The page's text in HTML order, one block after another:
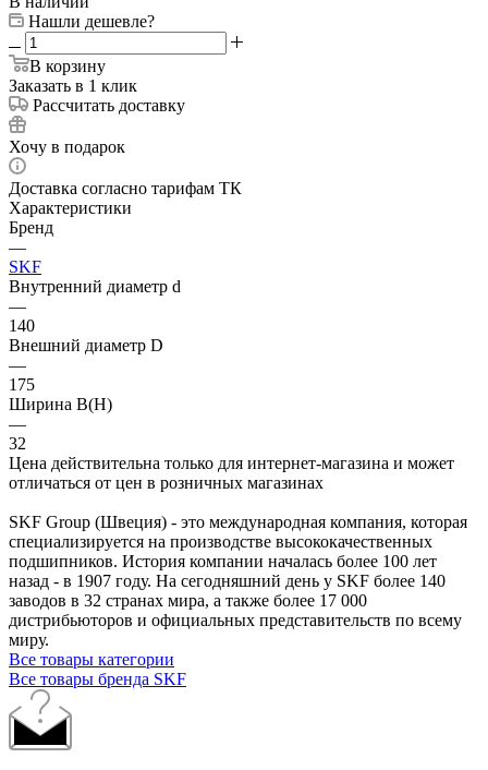
Нашли дешевле?
В корзину
Заказать в 1 клик
Рассчитать доставку
Хочу в подарок
Доставка согласно тарифам ТК
Характеристики
Бренд
—
SKF
Внутренний диаметр d
—
140
Внешний диаметр D
—
175
Ширина B(H)
—
32
Цена действительна только для интернет-магазина и может
отличаться от цен в розничных магазинах
SKF Group (Швеция) - это международная компания, которая
специализируется на производстве высококачественных
подшипников. История компании началась более 100 лет
назад - в 1907 году. На сегодняшний день у SKF более 140
заводов в 32 странах мира, а также более 17 000
дистрибьюторов и официальных представительств по всему
миру.
Все товары категории
Все товары бренда SKF